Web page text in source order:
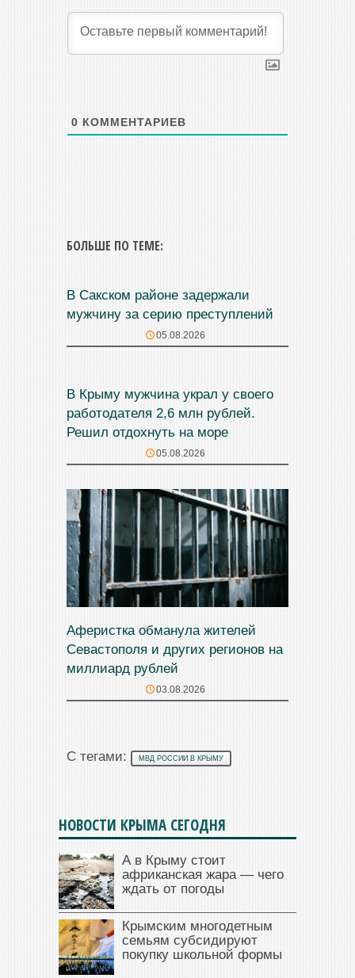
0 КОММЕНТАРИЕВ
БОЛЬШЕ ПО ТЕМЕ:
В Сакском районе задержали
мужчину за серию преступлений
05.08.2026
В Крыму мужчина украл у своего
работодателя 2,6 млн рублей.
Решил отдохнуть на море
05.08.2026
Аферистка обманула жителей
Севастополя и других регионов на
миллиард рублей
03.08.2026
С тегами: МВД РОССИИ В КРЫМУ
НОВОСТИ КРЫМА СЕГОДНЯ
А в Крыму стоит
африканская жара — чего
ждать от погоды
Крымским многодетным
семьям субсидируют
покупку школьной формы